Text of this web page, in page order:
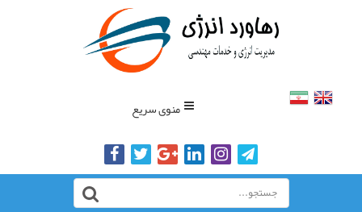
منوی سریع